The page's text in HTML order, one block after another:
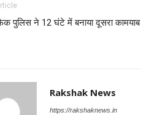
पुलिस ने 12 घंटे में बनाया दूसरा कामयाब
Rakshak News
https://rakshaknews.in